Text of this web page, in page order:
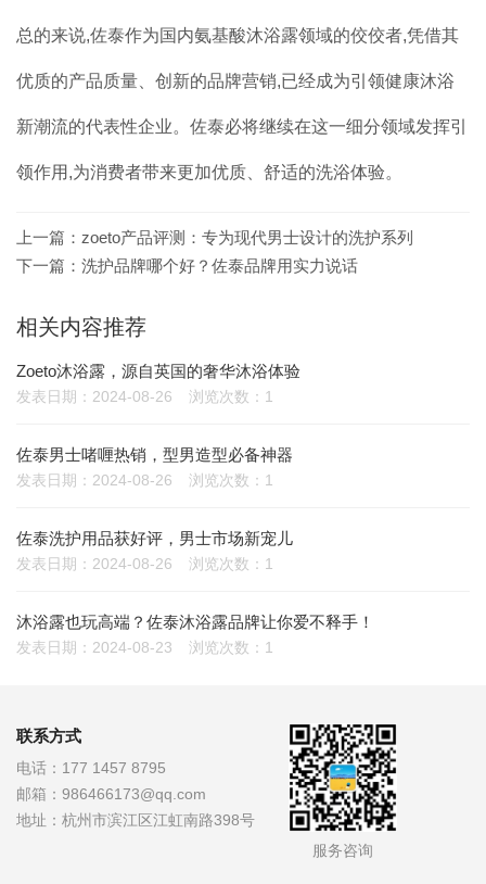
总的来说,佐泰作为国内氨基酸沐浴露领域的佼佼者,凭借其
优质的产品质量、创新的品牌营销,已经成为引领健康沐浴
新潮流的代表性企业。佐泰必将继续在这一细分领域发挥引
领作用,为消费者带来更加优质、舒适的洗浴体验。
上一篇： zoeto产品评测：专为现代男士设计的洗护系列
下一篇： 洗护品牌哪个好？佐泰品牌用实力说话
相关内容推荐
Zoeto沐浴露，源自英国的奢华沐浴体验
发表日期：2024-08-26 浏览次数：1
佐泰男士啫喱热销，型男造型必备神器
发表日期：2024-08-26 浏览次数：1
佐泰洗护用品获好评，男士市场新宠儿
发表日期：2024-08-26 浏览次数：1
沐浴露也玩高端？佐泰沐浴露品牌让你爱不释手！
发表日期：2024-08-23 浏览次数：1
联系方式
电话： 177 1457 8795
邮箱： 986466173@qq.com
地址： 杭州市滨江区江虹南路398号
服务咨询